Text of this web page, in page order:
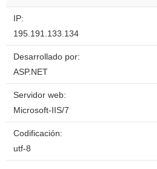
IP:
195.191.133.134
Desarrollado por:
ASP.NET
Servidor web:
Microsoft-IIS/7
Codificación:
utf-8